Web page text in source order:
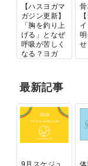
【ハスヨガマ
ガジン更新】
「胸を釣り上
げる」となぜ
呼吸が苦しく
なる？ヨガ
イ...
せ
最新記事
9月スケジュ